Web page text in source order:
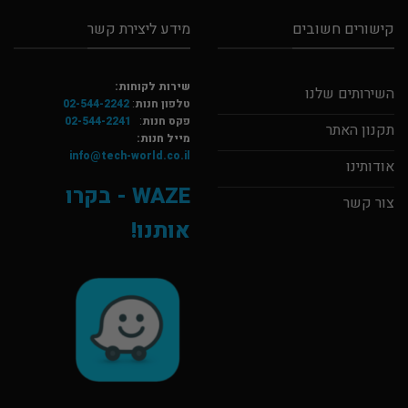
קישורים חשובים
השירותים שלנו
תקנון האתר
אודותינו
צור קשר
מידע ליצירת קשר
שירות לקוחות:
טלפון חנות:
02-544-2242
פקס חנות:
02-544-2241
מייל חנות:
info@tech-world.co.il
WAZE - בקרו
אותנו!